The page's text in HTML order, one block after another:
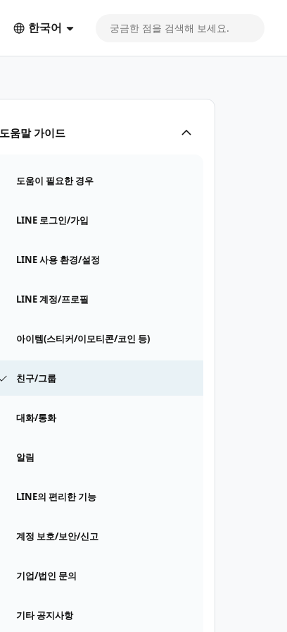
한국어
도움말 가이드
도움이 필요한 경우
LINE 로그인/가입
LINE 사용 환경/설정
LINE 계정/프로필
아이템(스티커/이모티콘/코인 등)
친구/그룹
대화/통화
알림
LINE의 편리한 기능
계정 보호/보안/신고
기업/법인 문의
기타 공지사항